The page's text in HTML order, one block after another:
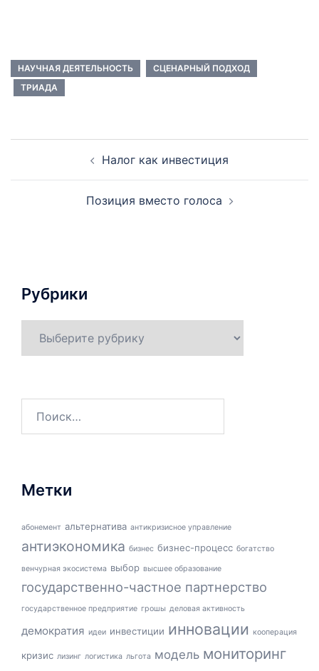
НАУЧНАЯ ДЕЯТЕЛЬНОСТЬ
СЦЕНАРНЫЙ ПОДХОД
ТРИАДА
Навигация
по
Налог как инвестиция
Позиция вместо голоса
Рубрики
Метки
абонемент альтернатива антикризисное управление
антиэкономика бизнес бизнес-процесс богатство
венчурная экосистема выбор высшее образование
государственно-частное партнерство
государственное предприятие грошы деловая активность
демократия идеи инвестиции инновации кооперация
кризис лизинг логистика льгота модель мониторинг